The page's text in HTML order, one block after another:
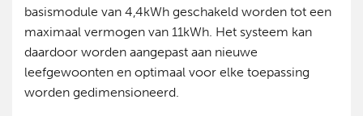
basismodule van 4,4kWh geschakeld worden tot een
maximaal vermogen van 11kWh. Het systeem kan
daardoor worden aangepast aan nieuwe
leefgewoonten en optimaal voor elke toepassing
worden gedimensioneerd.